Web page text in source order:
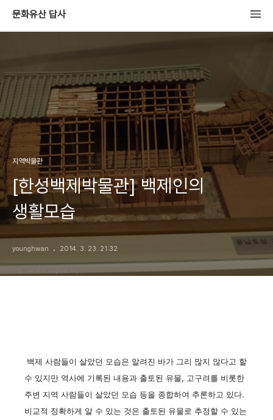
문화유산 답사
지역박물관
[한성백제박물관] 백제인의
생활모습
younghwan 2014. 3. 23. 21:32
백제 사람들이 살았던 모습은 알려진 바가 그리 많지 않다고 할
수 있지만 역사에 기록된 내용과 출토된 유물, 고구려를 비롯한
주변 지역 사람들이 살았던 모습 등을 종합하여 추론하고 있다.
비교적 정확하게 알 수 있는 것은 출토된 유물로 추정할 수 있는